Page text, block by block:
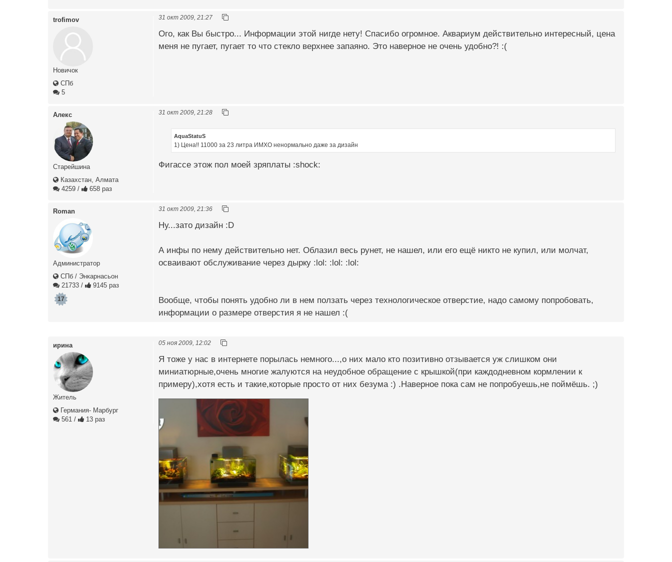
trofimov
Новичок
СПб
5
31 окт 2009, 21:27
Ого, как Вы быстро... Информации этой нигде нету! Спасибо огромное. Аквариум действительно интересный, цена
меня не пугает, пугает то что стекло верхнее запаяно. Это наверное не очень удобно?! :(
Алекс
Старейшина
Казахстан, Алмата
4259 / 658 раз
31 окт 2009, 21:28
AquaStatuS
1) Цена!! 11000 за 23 литра ИМХО ненормально даже за дизайн
Фигассе этож пол моей зряплаты :shock:
Roman
Администратор
СПб / Энкарнасьон
21733 / 9145 раз
17
31 окт 2009, 21:36
Ну...зато дизайн :D
А инфы по нему действительно нет. Облазил весь рунет, не нашел, или его ещё никто не купил, или молчат,
осваивают обслуживание через дырку :lol: :lol: :lol:
Вообще, чтобы понять удобно ли в нем ползать через технологическое отверстие, надо самому попробовать,
информации о размере отверстия я не нашел :(
ирина
Житель
Германия- Марбург
561 / 13 раз
05 ноя 2009, 12:02
Я тоже у нас в интернете порылась немного...,о них мало кто позитивно отзывается уж слишком они
миниатюрные,очень многие жалуются на неудобное обращение с крышкой(при каждодневном кормлении к
примеру),хотя есть и такие,которые просто от них безума :) .Наверное пока сам не попробуешь,не поймёшь. ;)